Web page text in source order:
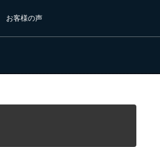
お客様の声